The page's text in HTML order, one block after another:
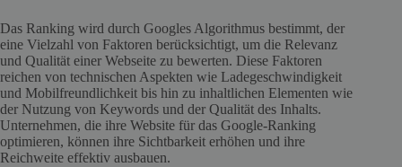
Das Ranking wird durch Googles Algorithmus bestimmt, der
eine Vielzahl von Faktoren berücksichtigt, um die Relevanz
und Qualität einer Webseite zu bewerten. Diese Faktoren
reichen von technischen Aspekten wie Ladegeschwindigkeit
und Mobilfreundlichkeit bis hin zu inhaltlichen Elementen wie
der Nutzung von Keywords und der Qualität des Inhalts.
Unternehmen, die ihre Website für das Google-Ranking
optimieren, können ihre Sichtbarkeit erhöhen und ihre
Reichweite effektiv ausbauen.